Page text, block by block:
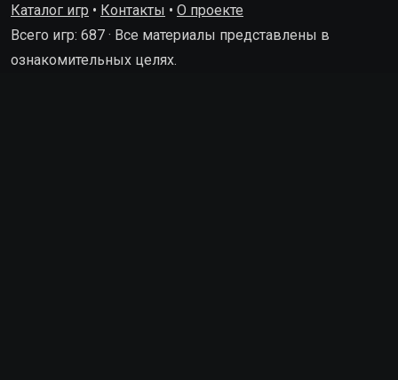
Каталог игр • Контакты • О проекте
Всего игр: 687 · Все материалы представлены в
ознакомительных целях.